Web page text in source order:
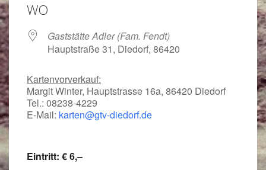
WO
Gaststätte Adler (Fam. Fendt)
Hauptstraße 31, Diedorf, 86420
Kartenvorverkauf:
Margit Winter, Hauptstrasse 16a, 86420 Diedorf
Tel.: 08238-4229
E-Mail: karten@gtv-diedorf.de
Eintritt: € 6,–